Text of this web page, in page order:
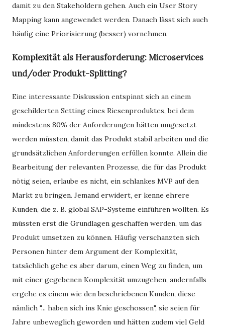
damit zu den Stakeholdern gehen. Auch ein User Story
Mapping kann angewendet werden. Danach lässt sich auch
häufig eine Priorisierung (besser) vornehmen.
Komplexität als Herausforderung: Microservices
und/oder Produkt-Splitting?
Eine interessante Diskussion entspinnt sich an einem
geschilderten Setting eines Riesenproduktes, bei dem
mindestens 80% der Anforderungen hätten umgesetzt
werden müssten, damit das Produkt stabil arbeiten und die
grundsätzlichen Anforderungen erfüllen konnte. Allein die
Bearbeitung der relevanten Prozesse, die für das Produkt
nötig seien, erlaube es nicht, ein schlankes MVP auf den
Markt zu bringen. Jemand erwidert, er kenne ehrere
Kunden, die z. B. global SAP-Systeme einführen wollten. Es
müssten erst die Grundlagen geschaffen werden, um das
Produkt umsetzen zu können. Häufig verschanzten sich
Personen hinter dem Argument der Komplexität,
tatsächlich gehe es aber darum, einen Weg zu finden, um
mit einer gegebenen Komplexität umzugehen, andernfalls
ergehe es einem wie den beschriebenen Kunden, diese
nämlich "... haben sich ins Knie geschossen", sie seien für
Jahre unbeweglich geworden und hätten zudem viel Geld